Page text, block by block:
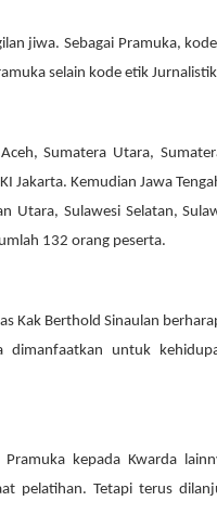
jiwa. Sebagai Pramuka,
selain kode etik
Sumatera Utara,
Jakarta. Kemudian Jawa
Utara, Sulawesi Selatan,
132 orang peserta.
Kak Berthold Sinaulan
untuk
kepada Kwarda
pelatihan. Tetapi terus